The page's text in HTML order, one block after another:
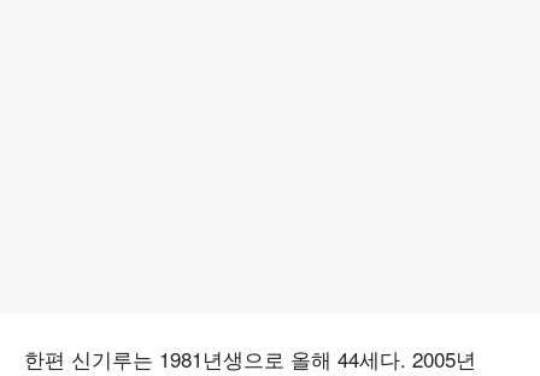
한편 신기루는 1981년생으로 올해 44세다. 2005년